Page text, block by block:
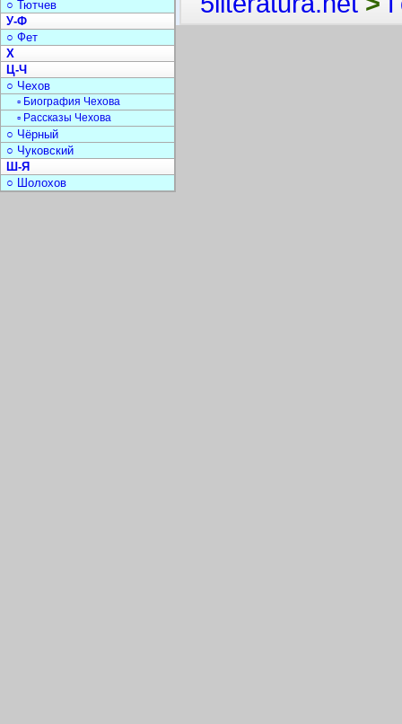
○ Тютчев
У-Ф
○ Фет
Х
Ц-Ч
○ Чехов
▫ Биография Чехова
▫ Рассказы Чехова
○ Чёрный
○ Чуковский
Ш-Я
○ Шолохов